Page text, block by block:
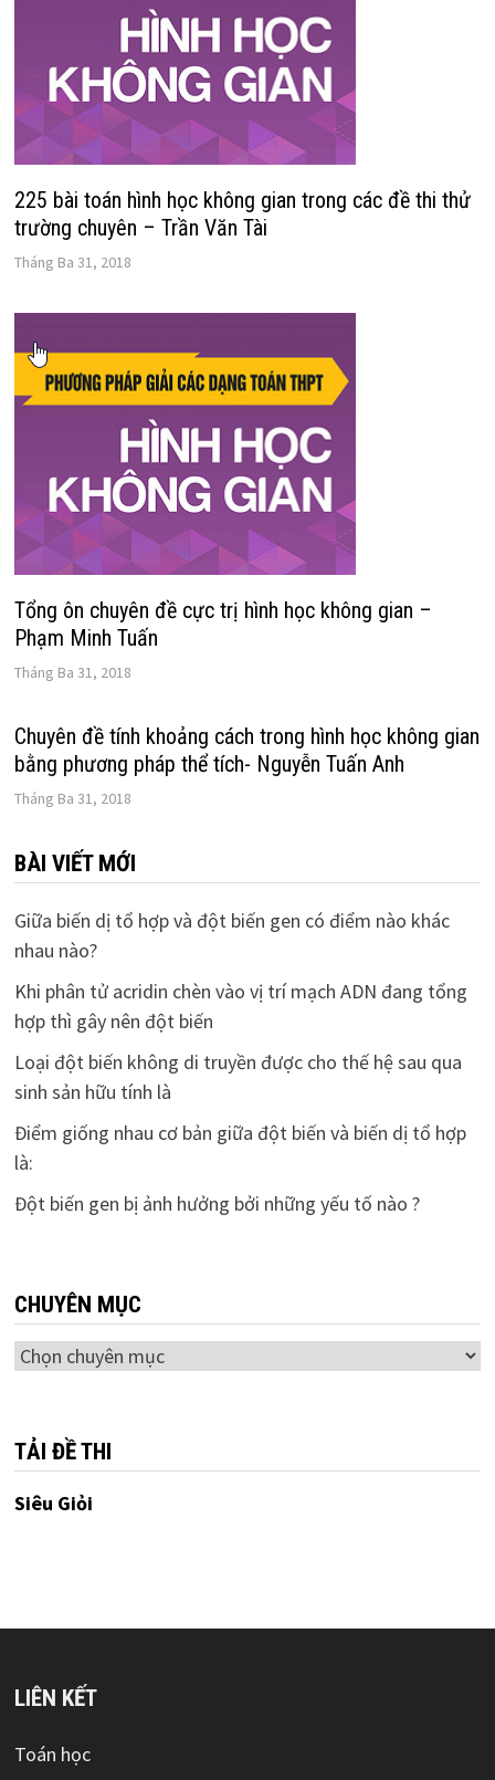
225 bài toán hình học không gian trong các đề thi thử
trường chuyên – Trần Văn Tài
Tháng Ba 31, 2018
Tổng ôn chuyên đề cực trị hình học không gian –
Phạm Minh Tuấn
Tháng Ba 31, 2018
Chuyên đề tính khoảng cách trong hình học không gian
bằng phương pháp thể tích- Nguyễn Tuấn Anh
Tháng Ba 31, 2018
BÀI VIẾT MỚI
Giữa biến dị tổ hợp và đột biến gen có điểm nào khác
nhau nào?
Khi phân tử acridin chèn vào vị trí mạch ADN đang tổng
hợp thì gây nên đột biến
Loại đột biến không di truyền được cho thế hệ sau qua
sinh sản hữu tính là
Điểm giống nhau cơ bản giữa đột biến và biến dị tổ hợp
là:
Đột biến gen bị ảnh hưởng bởi những yếu tố nào ?
CHUYÊN MỤC
Chuyên
TẢI ĐỀ THI
Siêu Giỏi
LIÊN KẾT
Toán học